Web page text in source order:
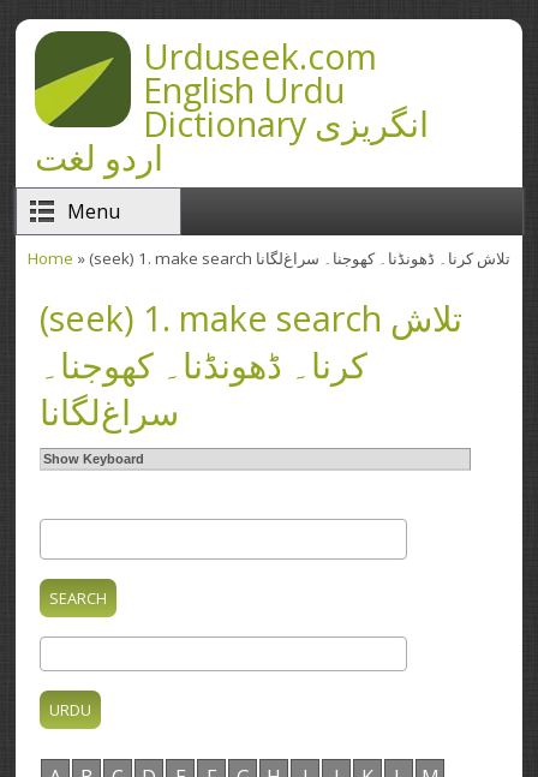
Skip to main contentUrduseek.com
English Urdu
Dictionary انگریزی
اردو لغت
Menu
Home » (seek) 1. make search تلاش کرنا۔ ڈھونڈنا۔ کھوجنا۔ سراغ‌لگانا
(seek) 1. make search تلاش
کرنا۔ ڈھونڈنا۔ کھوجنا۔
سراغ‌لگانا
Show Keyboard